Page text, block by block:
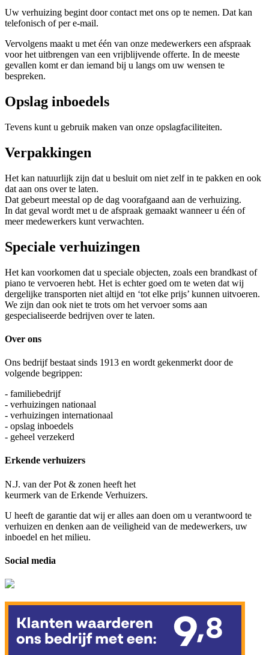
Uw verhuizing begint door contact met ons op te nemen. Dat kan
telefonisch of per e-mail.
Vervolgens maakt u met één van onze medewerkers een afspraak
voor het uitbrengen van een vrijblijvende offerte. In de meeste
gevallen komt er dan iemand bij u langs om uw wensen te
bespreken.
Opslag inboedels
Tevens kunt u gebruik maken van onze opslagfaciliteiten.
Verpakkingen
Het kan natuurlijk zijn dat u besluit om niet zelf in te pakken en ook
dat aan ons over te laten.
Dat gebeurt meestal op de dag voorafgaand aan de verhuizing.
In dat geval wordt met u de afspraak gemaakt wanneer u één of
meer medewerkers kunt verwachten.
Speciale verhuizingen
Het kan voorkomen dat u speciale objecten, zoals een brandkast of
piano te vervoeren hebt. Het is echter goed om te weten dat wij
dergelijke transporten niet altijd en ‘tot elke prijs’ kunnen uitvoeren.
We zijn dan ook niet te trots om het vervoer soms aan
gespecialiseerde bedrijven over te laten.
Over ons
Ons bedrijf bestaat sinds 1913 en wordt gekenmerkt door de
volgende begrippen:
- familiebedrijf
- verhuizingen nationaal
- verhuizingen internationaal
- opslag inboedels
- geheel verzekerd
Erkende verhuizers
N.J. van der Pot & zonen heeft het
keurmerk van de Erkende Verhuizers.
U heeft de garantie dat wij er alles aan doen om u verantwoord te
verhuizen en denken aan de veiligheid van de medewerkers, uw
inboedel en het milieu.
Social media